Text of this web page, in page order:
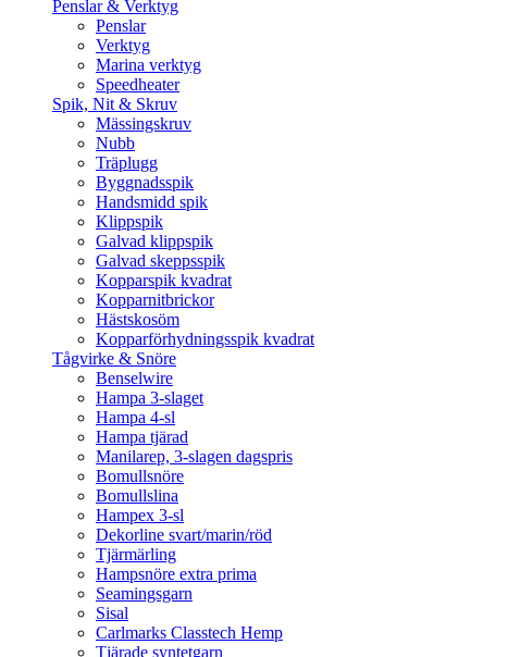
Penslar & Verktyg
Penslar
Verktyg
Marina verktyg
Speedheater
Spik, Nit & Skruv
Mässingskruv
Nubb
Träplugg
Byggnadsspik
Handsmidd spik
Klippspik
Galvad klippspik
Galvad skeppsspik
Kopparspik kvadrat
Kopparnitbrickor
Hästskosöm
Kopparförhydningsspik kvadrat
Tågvirke & Snöre
Benselwire
Hampa 3-slaget
Hampa 4-sl
Hampa tjärad
Manilarep, 3-slagen dagspris
Bomullsnöre
Bomullslina
Hampex 3-sl
Dekorline svart/marin/röd
Tjärmärling
Hampsnöre extra prima
Seamingsgarn
Sisal
Carlmarks Classtech Hemp
Tjärade syntetgarn